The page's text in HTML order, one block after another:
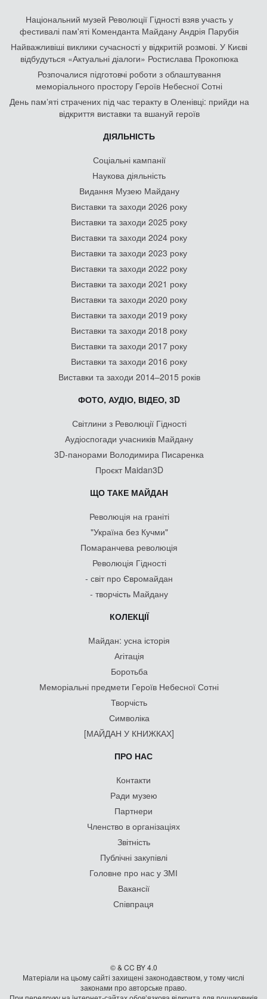
Національний музей Революції Гідності взяв участь у
фестивалі пам'яті Коменданта Майдану Андрія Парубія
Найважливіші виклики сучасності у відкритій розмові. У Києві
відбудуться «Актуальні діалоги» Ростислава Прокопюка
Розпочалися підготовчі роботи з облаштування
меморіального простору Героїв Небесної Сотні
День памʼяті страчених під час теракту в Оленівці: прийди на
відкриття виставки та вшануй героїв
ДІЯЛЬНІСТЬ
Соціальні кампанії
Наукова діяльність
Видання Музею Майдану
Виставки та заходи 2026 року
Виставки та заходи 2025 року
Виставки та заходи 2024 року
Виставки та заходи 2023 року
Виставки та заходи 2022 року
Виставки та заходи 2021 року
Виставки та заходи 2020 року
Виставки та заходи 2019 року
Виставки та заходи 2018 року
Виставки та заходи 2017 року
Виставки та заходи 2016 року
Виставки та заходи 2014–2015 років
ФОТО, АУДІО, ВІДЕО, 3D
Світлини з Революції Гідності
Аудіоспогади учасників Майдану
3D-панорами Володимира Писаренка
Проєкт Maidan3D
ЩО ТАКЕ МАЙДАН
Революція на граніті
"Україна без Кучми"
Помаранчева революція
Революція Гідності
- світ про Євромайдан
- творчість Майдану
КОЛЕКЦІЇ
Майдан: усна історія
Агітація
Боротьба
Меморіальні предмети Героїв Небесної Сотні
Творчість
Символіка
[МАЙДАН У КНИЖКАХ]
ПРО НАС
Контакти
Ради музею
Партнери
Членство в організаціях
Звітність
Публічні закупівлі
Головне про нас у ЗМІ
Вакансії
Співпраця
© & CC BY 4.0
Матеріали на цьому сайті захищені законодавством, у тому числі
законами про авторське право.